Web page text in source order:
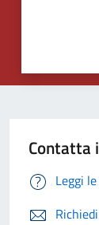
Contatta
Leggi